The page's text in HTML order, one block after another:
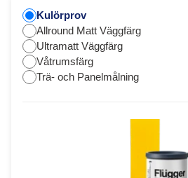
Kulörprov
Allround Matt Väggfärg
Ultramatt Väggfärg
Våtrumsfärg
Trä- och Panelmålning